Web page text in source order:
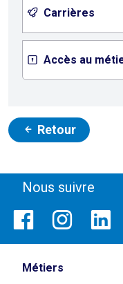
Carrières
Accès au
Retour
Nous suivre
Métiers